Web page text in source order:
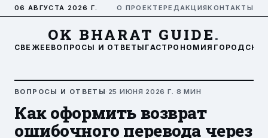
06 АВГУСТА 2026 Г. О ПРОЕКТЕРЕДАКЦИЯКОНТАКТЫ
OK BHARAT GUIDE.
СВЕЖЕЕ ВОПРОСЫ И ОТВЕТЫ ГАСТРОНОМИЯ
ВОПРОСЫ И ОТВЕТЫ · 25 ИЮНЯ 2026 Г. ·8 МИН
Как оформить возврат
ошибочного перевода через